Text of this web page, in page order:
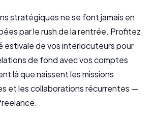
stratégiques ne se font jamais en
par le rush de la rentrée. Profitez
estivale de vos interlocuteurs pour
de fond avec vos comptes
là que naissent les missions
et les collaborations récurrentes —